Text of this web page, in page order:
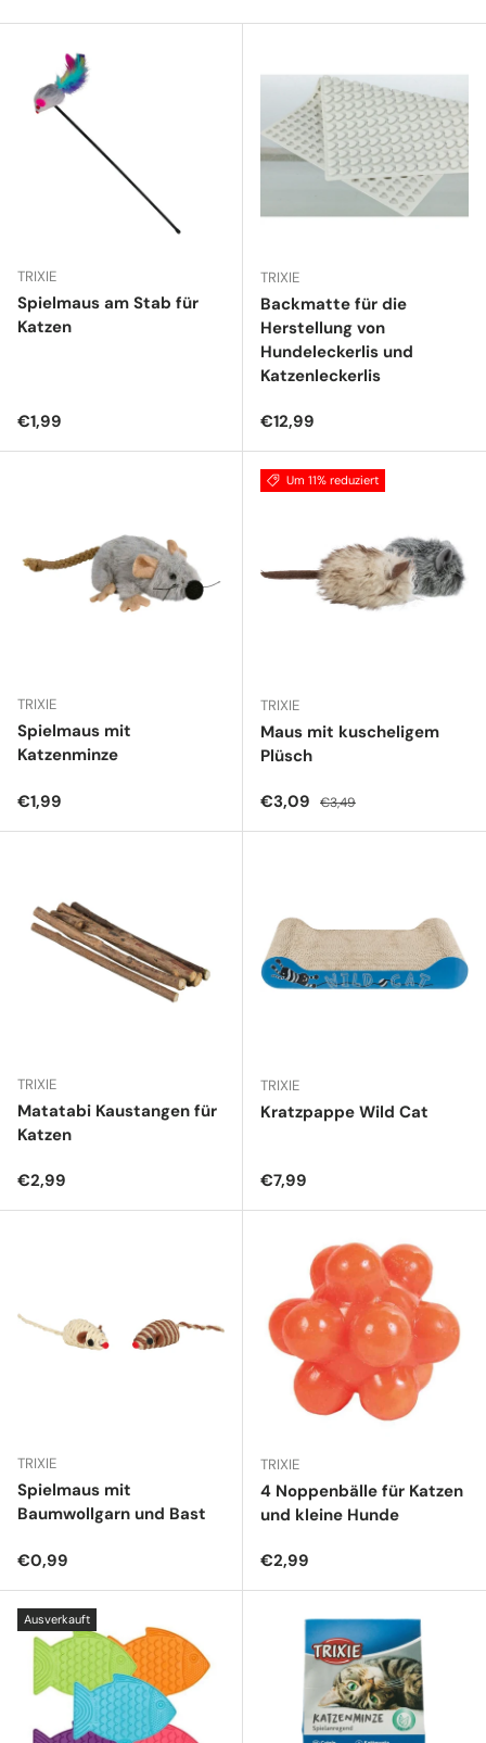
TRIXIE
Spielmaus am Stab für
Katzen
Normaler Preis
€1,99
TRIXIE
Backmatte für die
Herstellung von
Hundeleckerlis und
Katzenleckerlis
Normaler Preis
€12,99
TRIXIE
Spielmaus mit
Katzenminze
Normaler Preis
€1,99
Um 11% reduziert
TRIXIE
Maus mit kuscheligem
Plüsch
Verkaufspreis
€3,09 Normaler Preis
€3,49
TRIXIE
Matatabi Kaustangen für
Katzen
Normaler Preis
€2,99
TRIXIE
Kratzpappe Wild Cat
Normaler Preis
€7,99
TRIXIE
Spielmaus mit
Baumwollgarn und Bast
Normaler Preis
€0,99
TRIXIE
4 Noppenbälle für Katzen
und kleine Hunde
Normaler Preis
€2,99
Ausverkauft